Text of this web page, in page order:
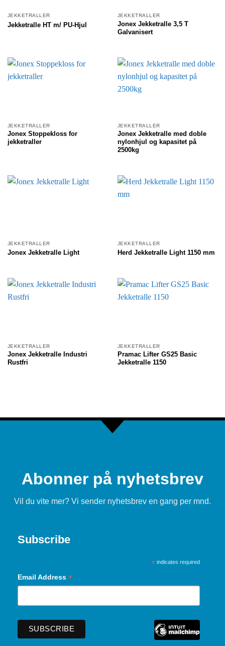
JEKKETRALLER
Jekketralle HT m/ PU-Hjul
JEKKETRALLER
Jonex Jekketralle 3,5 T
Galvanisert
JEKKETRALLER
Jonex Stoppekloss for
jekketraller
JEKKETRALLER
Jonex Jekketralle med doble
nylonhjul og kapasitet på
2500kg
JEKKETRALLER
Jonex Jekketralle Light
JEKKETRALLER
Herd Jekketralle Light 1150 mm
JEKKETRALLER
Jonex Jekketralle Industri
Rustfri
JEKKETRALLER
Pramac Lifter GS25 Basic
Jekketralle 1150
Abonner på nyhetsbrev
Vil du vite mer? Vi sender nyhetsbrev en gang per mnd.
Subscribe
*indicates required
Email Address *